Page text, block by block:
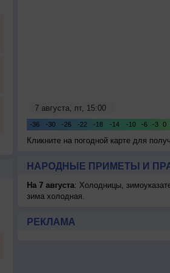
Кликните на погодной карте для
НАРОДНЫЕ ПРИМЕТЫ И
На 7 августа: Холодницы,
зима холодная.
РЕКЛАМА